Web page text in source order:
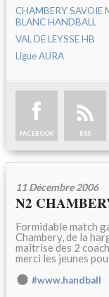
CHAMBERY SAVOIE
BLANC HANDBALL
VAL DE LEYSSE HB
Ligue AURA
FACEBOOK RSS
11 Décembre 2006
N2
Formidable match
Chambery, de la
maîtrise des 2
merci les jeunes
#www.handball